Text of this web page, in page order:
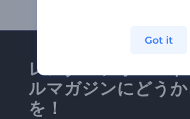
レンダーフォレスト
ルマガジンにどう
を！
Got it